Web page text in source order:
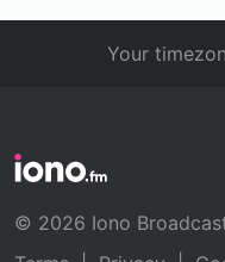
Your
© 2026 Iono